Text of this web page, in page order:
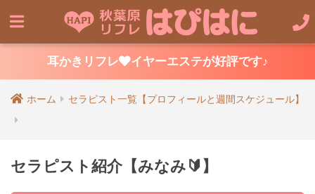
耳かきリフレ イヤーエステが好評です♪
ホーム セラピスト一覧【プロフィールと週間スケジュール】
セラピスト紹介【みなみ🔰】